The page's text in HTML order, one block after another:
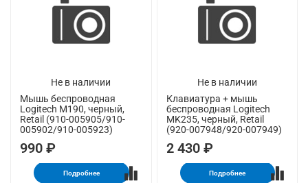
Не в наличии
Мышь беспроводная
Logitech M190, черный,
Retail (910-005905/910-
005902/910-005923)
990 ₽
Подробнее
Не в наличии
Клавиатура + мышь
беспроводная Logitech
MK235, черный, Retail
(920-007948/920-007949)
2 430 ₽
Подробнее